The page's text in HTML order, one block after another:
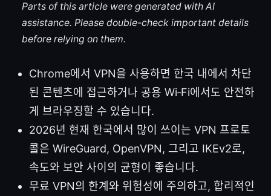
Parts of this article were generated with AI
assistance. Please double-check important details
before relying on them.
Chrome에서 VPN을 사용하면 한국 내에서 차단
된 콘텐츠에 접근하거나 공용 Wi‑Fi에서도 안전하
게 브라우징할 수 있습니다.
2026년 현재 한국에서 많이 쓰이는 VPN 프로토
콜은 WireGuard, OpenVPN, 그리고 IKEv2로,
속도와 보안 사이의 균형이 좋습니다.
무료 VPN의 한계와 위험성에 주의하고, 합리적인